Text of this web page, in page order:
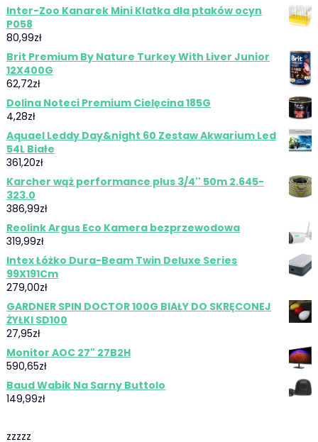
Inter-Zoo Kanarek Mini Klatka dla ptaków ocyn
P058
80,99zł
Brit Premium By Nature Turkey With Liver Junior
12X400G
62,72zł
Dolina Noteci Premium Cielęcina 185G
4,28zł
Aquael Leddy Day&night 60 Zestaw Akwarium Led
54L Białe
361,20zł
Karcher wąż performance plus 3/4'' 50m 2.645-
323.0
386,99zł
Reolink Argus Eco Kamera bezprzewodowa
319,99zł
Intex Łóżko Dura-Beam Twin Deluxe Series
99X191Cm
279,00zł
GARDNER SPIN DOCTOR 100G BIAŁY DO SKRĘCONEJ
ŻYŁKI SD100
27,95zł
Monitor AOC 27" 27B2H
590,65zł
Baud Wabik Na Sarny Buttolo
149,99zł
zzzzz